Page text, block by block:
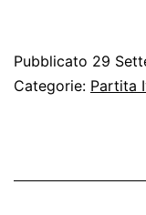
Pubblicato 29
Categorie: Partita